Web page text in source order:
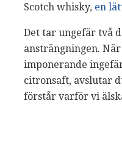
Scotch whisky, en
Det tar ungefär två
ansträngningen.
imponerande
citronsaft, avslutar
förstår varför vi